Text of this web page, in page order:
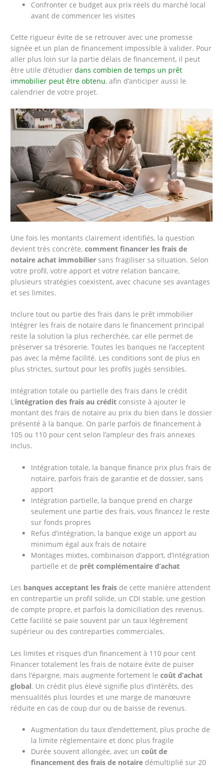
Confronter ce budget aux prix réels du marché local
avant de commencer les visites
Cette rigueur évite de se retrouver avec une promesse
signée et un plan de financement impossible à valider. Pour
aller plus loin sur la partie délais de financement, il peut
être utile d’étudierdans combien de temps un prêt
immobilier peut être obtenu, afin d’anticiper aussi le
calendrier de votre projet.
Une fois les montants clairement identifiés, la question
devient très concrète,comment financer les frais de
notaire achat immobilier sans fragiliser sa situation. Selon
votre profil, votre apport et votre relation bancaire,
plusieurs stratégies coexistent, avec chacune ses avantages
et ses limites.
Inclure tout ou partie des frais dans le prêt immobilier
Intégrer les frais de notaire dans le financement principal
reste la solution la plus recherchée, car elle permet de
préserver sa trésorerie. Toutes les banques ne l’acceptent
pas avec la même facilité. Les conditions sont de plus en
plus strictes, surtout pour les profils jugés sensibles.
Intégration totale ou partielle des frais dans le crédit
L’intégration des frais au crédit consiste à ajouter le
montant des frais de notaire au prix du bien dans le dossier
présenté à la banque. On parle parfois de financement à
105 ou 110 pour cent selon l’ampleur des frais annexes
inclus.
Intégration totale, la banque finance prix plus frais de
notaire, parfois frais de garantie et de dossier, sans
apport
Intégration partielle, la banque prend en charge
seulement une partie des frais, vous financez le reste
sur fonds propres
Refus d’intégration, la banque exige un apport au
minimum égal aux frais de notaire
Montages mixtes, combinaison d’apport, d’intégration
partielle et de prêt complémentaire d’achat
Les banques acceptant les frais de cette manière attendent
en contrepartie un profil solide, un CDI stable, une gestion
de compte propre, et parfois la domiciliation des revenus.
Cette facilité se paie souvent par un taux légèrement
supérieur ou des contreparties commerciales.
Les limites et risques d’un financement à 110 pour cent
Financer totalement les frais de notaire évite de puiser
dans l’épargne, mais augmente fortement lecoût d’achat
global. Un crédit plus élevé signifie plus d’intérêts, des
mensualités plus lourdes et une marge de manœuvre
réduite en cas de coup dur ou de baisse de revenus.
Augmentation du taux d’endettement, plus proche de
la limite réglementaire et donc plus fragile
Durée souvent allongée, avec uncoût de
financement des frais de notaire démultiplié sur 20